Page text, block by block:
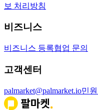
보 처리방침
비즈니스
비즈니스 등록협업 문의
고객센터
palmarket@palmarket.io민